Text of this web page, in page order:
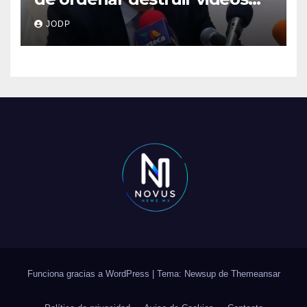
clave del caso Ayotzinapa
JODP
Funciona gracias a WordPress | Tema: Newsup de Themeansar